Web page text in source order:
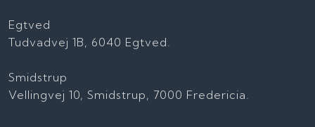
Egtved
Tudvadvej 1B, 6040 Egtved.
Smidstrup
Vellingvej 10, Smidstrup, 7000 Fredericia.